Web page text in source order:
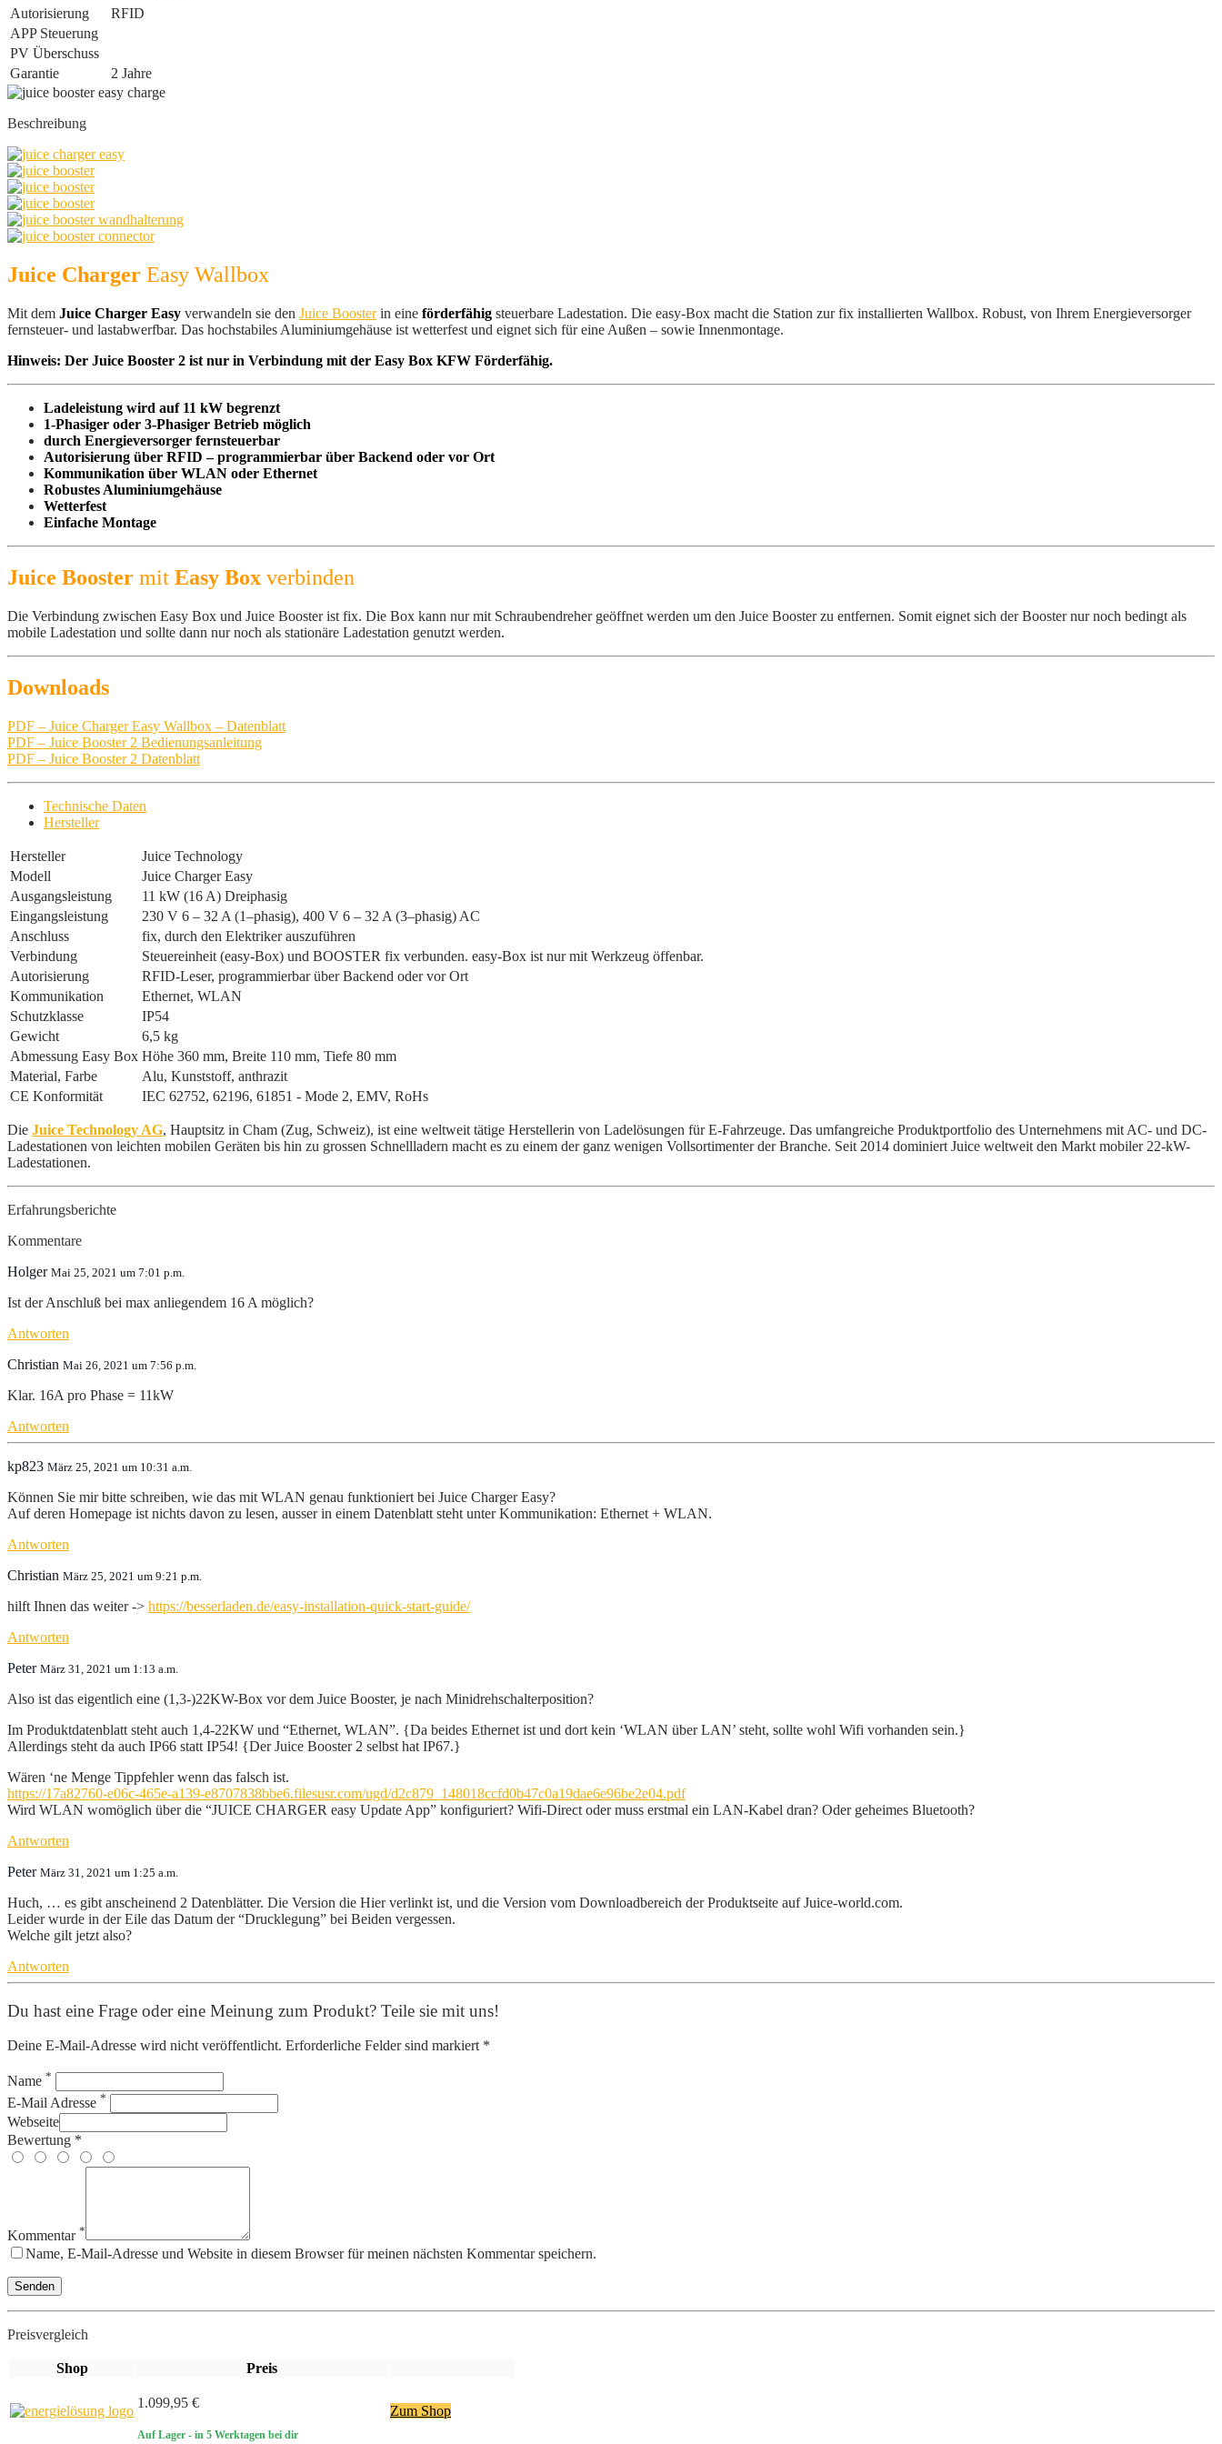
Autorisierung
RFID
APP Steuerung
PV Überschuss
Garantie
2 Jahre
Beschreibung
Juice Charger Easy Wallbox
Mit dem Juice Charger Easy verwandeln sie den Juice Boosterin eine förderfähig steuerbare Ladestation. Die easy-Box macht die Station zur fix installierten Wallbox. Robust, von Ihrem Energieversorger
fernsteuer- und lastabwerfbar. Das hochstabiles Aluminiumgehäuse ist wetterfest und eignet sich für eine Außen – sowie Innenmontage.
Hinweis: Der Juice Booster 2 ist nur in Verbindung mit der Easy Box KFW Förderfähig.
Ladeleistung wird auf 11 kW begrenzt
1-Phasiger oder 3-Phasiger Betrieb möglich
durch Energieversorger fernsteuerbar
Autorisierung über RFID – programmierbar über Backend oder vor Ort
Kommunikation über WLAN oder Ethernet
Robustes Aluminiumgehäuse
Wetterfest
Einfache Montage
Juice Booster mit Easy Box verbinden
Die Verbindung zwischen Easy Box und Juice Booster ist fix. Die Box kann nur mit Schraubendreher geöffnet werden um den Juice Booster zu entfernen. Somit eignet sich der Booster nur noch bedingt als
mobile Ladestation und sollte dann nur noch als stationäre Ladestation genutzt werden.
Downloads
PDF – Juice Charger Easy Wallbox – Datenblatt
PDF – Juice Booster 2 Bedienungsanleitung
PDF – Juice Booster 2 Datenblatt
Technische Daten
Hersteller
Hersteller
Juice Technology
Modell
Juice Charger Easy
Ausgangsleistung
11 kW (16 A) Dreiphasig
Eingangsleistung
230 V 6 – 32 A (1–phasig), 400 V 6 – 32 A (3–phasig) AC
Anschluss
fix, durch den Elektriker auszuführen
Verbindung
Steuereinheit (easy-Box) und BOOSTER fix verbunden. easy-Box ist nur mit Werkzeug öffenbar.
Autorisierung
RFID-Leser, programmierbar über Backend oder vor Ort
Kommunikation
Ethernet, WLAN
Schutzklasse
IP54
Gewicht
6,5 kg
Abmessung Easy Box Höhe 360 mm, Breite 110 mm, Tiefe 80 mm
Material, Farbe
Alu, Kunststoff, anthrazit
CE Konformität
IEC 62752, 62196, 61851 - Mode 2, EMV, RoHs
Die Juice Technology AG, Hauptsitz in Cham (Zug, Schweiz), ist eine weltweit tätige Herstellerin von Ladelösungen für E-Fahrzeuge. Das umfangreiche Produktportfolio des Unternehmens mit AC- und DC-
Ladestationen von leichten mobilen Geräten bis hin zu grossen Schnellladern macht es zu einem der ganz wenigen Vollsortimenter der Branche. Seit 2014 dominiert Juice weltweit den Markt mobiler 22-kW-
Ladestationen.
Erfahrungsberichte
Kommentare
Holger Mai 25, 2021 um 7:01 p.m.
Ist der Anschluß bei max anliegendem 16 A möglich?
Antworten
Christian Mai 26, 2021 um 7:56 p.m.
Klar. 16A pro Phase = 11kW
Antworten
kp823 März 25, 2021 um 10:31 a.m.
Können Sie mir bitte schreiben, wie das mit WLAN genau funktioniert bei Juice Charger Easy?
Auf deren Homepage ist nichts davon zu lesen, ausser in einem Datenblatt steht unter Kommunikation: Ethernet + WLAN.
Antworten
Christian März 25, 2021 um 9:21 p.m.
hilft Ihnen das weiter -> https://besserladen.de/easy-installation-quick-start-guide/
Antworten
Peter März 31, 2021 um 1:13 a.m.
Also ist das eigentlich eine (1,3-)22KW-Box vor dem Juice Booster, je nach Minidrehschalterposition?
Im Produktdatenblatt steht auch 1,4-22KW und “Ethernet, WLAN”. {Da beides Ethernet ist und dort kein ‘WLAN über LAN’ steht, sollte wohl Wifi vorhanden sein.}
Allerdings steht da auch IP66 statt IP54! {Der Juice Booster 2 selbst hat IP67.}
Wären ‘ne Menge Tippfehler wenn das falsch ist.
https://17a82760-e06c-465e-a139-e8707838bbe6.filesusr.com/ugd/d2c879_148018ccfd0b47c0a19dae6e96be2e04.pdf
Wird WLAN womöglich über die “JUICE CHARGER easy Update App” konfiguriert? Wifi-Direct oder muss erstmal ein LAN-Kabel dran? Oder geheimes Bluetooth?
Antworten
Peter März 31, 2021 um 1:25 a.m.
Huch, … es gibt anscheinend 2 Datenblätter. Die Version die Hier verlinkt ist, und die Version vom Downloadbereich der Produktseite auf Juice-world.com.
Leider wurde in der Eile das Datum der “Drucklegung” bei Beiden vergessen.
Welche gilt jetzt also?
Antworten
Du hast eine Frage oder eine Meinung zum Produkt? Teile sie mit uns!
Deine E-Mail-Adresse wird nicht veröffentlicht. Erforderliche Felder sind markiert *
Name *
E-Mail Adresse *
Webseite
Bewertung *
Kommentar *
Name, E-Mail-Adresse und Website in diesem Browser für meinen nächsten Kommentar speichern.
Preisvergleich
Shop Preis
1.099,95 €
Auf Lager - in 5 Werktagen bei dir
Zum Shop